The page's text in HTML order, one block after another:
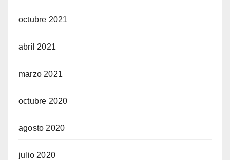
octubre 2021
abril 2021
marzo 2021
octubre 2020
agosto 2020
julio 2020